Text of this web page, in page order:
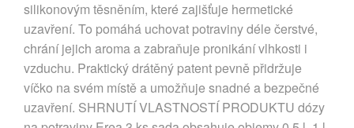
silikonovým těsněním, které zajišťuje hermetické
uzavření. To pomáhá uchovat potraviny déle čerstvé,
chrání jejich aroma a zabraňuje pronikání vlhkosti i
vzduchu. Praktický drátěný patent pevně přidržuje
víčko na svém místě a umožňuje snadné a bezpečné
uzavření. SHRNUTÍ VLASTNOSTÍ PRODUKTU dózy